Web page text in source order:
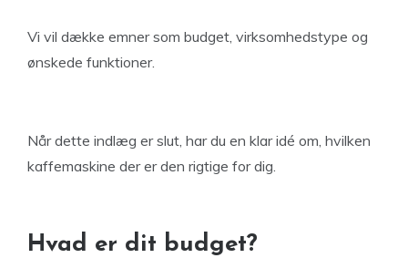
Vi vil dække emner som budget, virksomhedstype og
ønskede funktioner.
Når dette indlæg er slut, har du en klar idé om, hvilken
kaffemaskine der er den rigtige for dig.
Hvad er dit budget?